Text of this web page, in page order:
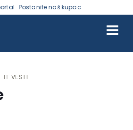
Postanite naš kupac
IT VESTI